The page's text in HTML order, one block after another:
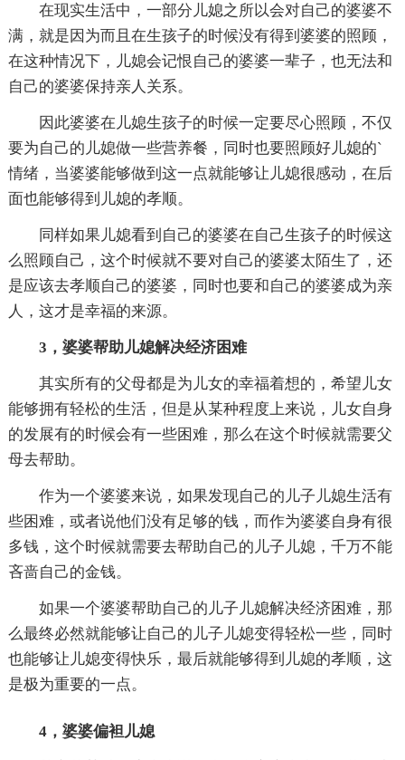
在现实生活中，一部分儿媳之所以会对自己的婆婆不
满，就是因为而且在生孩子的时候没有得到婆婆的照顾，
在这种情况下，儿媳会记恨自己的婆婆一辈子，也无法和
自己的婆婆保持亲人关系。
因此婆婆在儿媳生孩子的时候一定要尽心照顾，不仅
要为自己的儿媳做一些营养餐，同时也要照顾好儿媳的`
情绪，当婆婆能够做到这一点就能够让儿媳很感动，在后
面也能够得到儿媳的孝顺。
同样如果儿媳看到自己的婆婆在自己生孩子的时候这
么照顾自己，这个时候就不要对自己的婆婆太陌生了，还
是应该去孝顺自己的婆婆，同时也要和自己的婆婆成为亲
人，这才是幸福的来源。
3，婆婆帮助儿媳解决经济困难
其实所有的父母都是为儿女的幸福着想的，希望儿女
能够拥有轻松的生活，但是从某种程度上来说，儿女自身
的发展有的时候会有一些困难，那么在这个时候就需要父
母去帮助。
作为一个婆婆来说，如果发现自己的儿子儿媳生活有
些困难，或者说他们没有足够的钱，而作为婆婆自身有很
多钱，这个时候就需要去帮助自己的儿子儿媳，千万不能
吝啬自己的金钱。
如果一个婆婆帮助自己的儿子儿媳解决经济困难，那
么最终必然就能够让自己的儿子儿媳变得轻松一些，同时
也能够让儿媳变得快乐，最后就能够得到儿媳的孝顺，这
是极为重要的一点。
4，婆婆偏袒儿媳